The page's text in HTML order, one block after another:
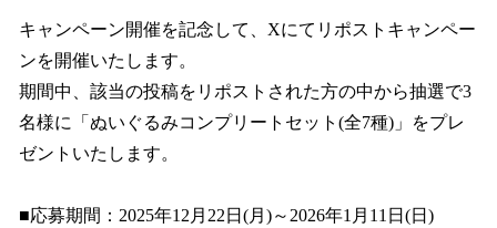
キャンペーン開催を記念して、Xにてリポストキャンペー
ンを開催いたします。
期間中、該当の投稿をリポストされた方の中から抽選で3
名様に「ぬいぐるみコンプリートセット(全7種)」をプレ
ゼントいたします。
■応募期間：2025年12月22日(月)～2026年1月11日(日)